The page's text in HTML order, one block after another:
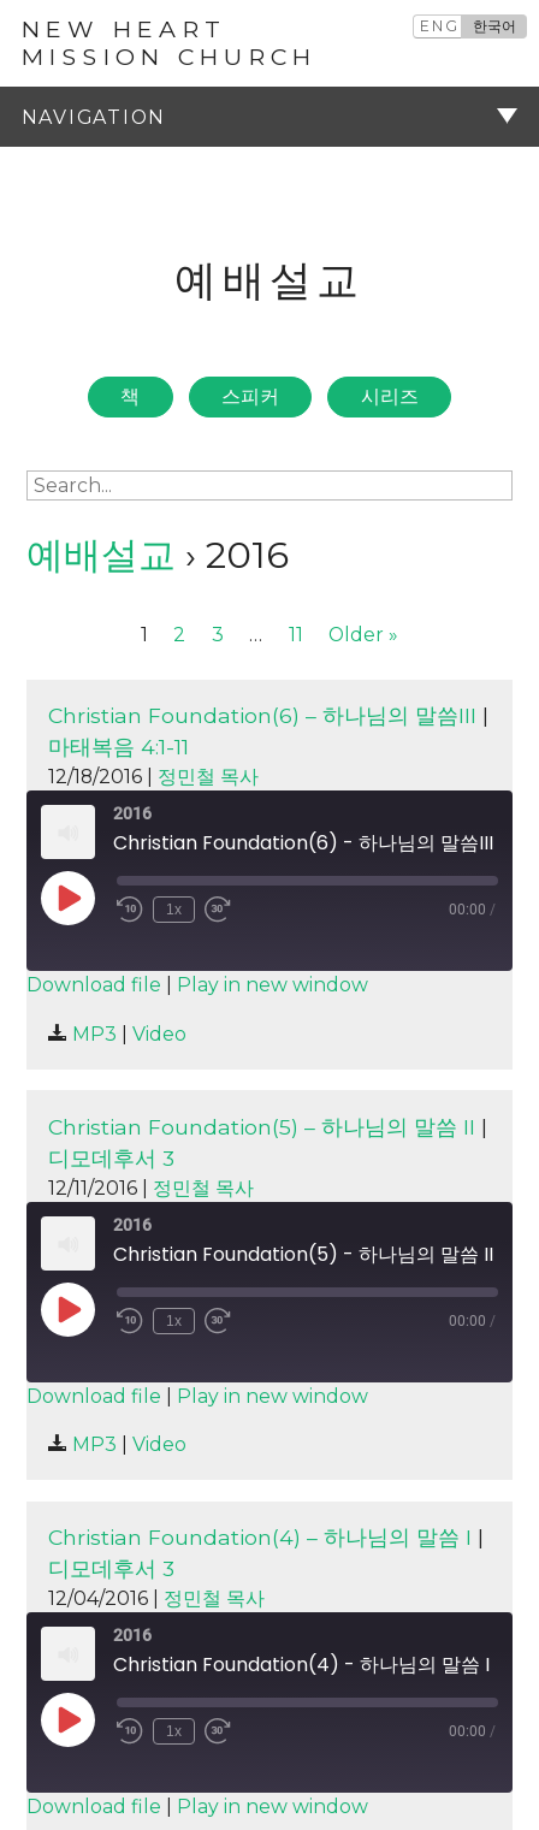
NEW HEART
MISSION CHURCH
ENG 한국어
예배설교
책 스피커 시리즈
예배설교 › 2016
1 2 3 … 11 Older »
Christian Foundation(6) – 하나님의 말씀III |
마태복음 4:1-11
12/18/2016 | 정민철 목사
2016
Christian Foundation(6) - 하나님의 말씀III
Play
Episode
1x 00:00 /
SUBSCRIBE
RSS FEED
SHARE
EMBED
Download file Play in new window
MP3 Video
Christian Foundation(5) – 하나님의 말씀 II |
디모데후서 3
12/11/2016 | 정민철 목사
2016
Christian Foundation(5) - 하나님의 말씀 II
Play
Episode
1x 00:00 /
SUBSCRIBE
RSS FEED
SHARE
EMBED
Download file Play in new window
MP3 Video
Christian Foundation(4) – 하나님의 말씀 I |
디모데후서 3
12/04/2016 | 정민철 목사
2016
Christian Foundation(4) - 하나님의 말씀 I
Play
Episode
1x 00:00 /
SUBSCRIBE
Download file Play in new window